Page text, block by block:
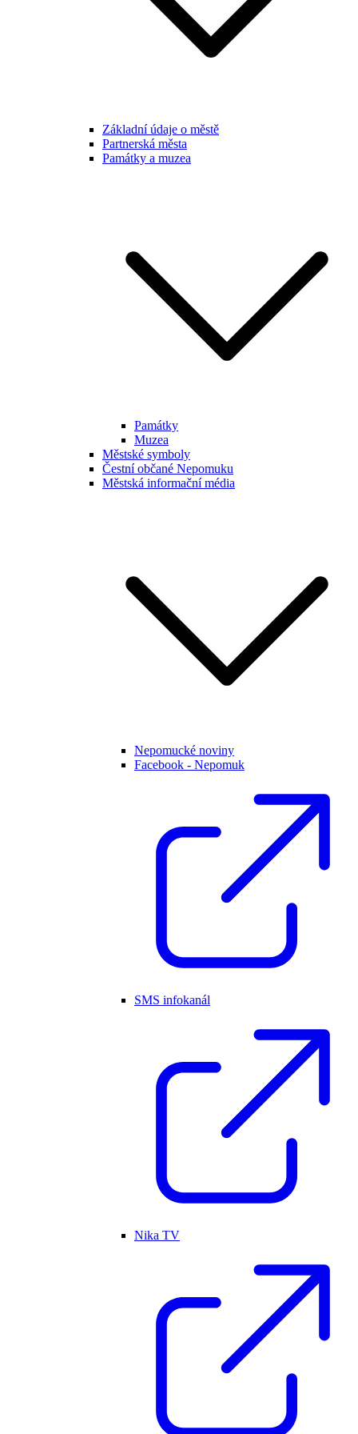
Základní údaje o městě
Partnerská města
Památky a muzea
Památky
Muzea
Městské symboly
Čestní občané Nepomuku
Městská informační média
Nepomucké noviny
Facebook - Nepomuk
SMS infokanál
Nika TV